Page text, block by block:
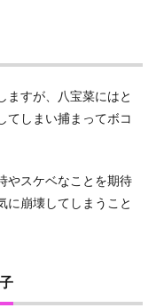
ますが、八宝菜にはと
てしまい捕まってボコ
やスケベなことを期待
に崩壊してしまうこと